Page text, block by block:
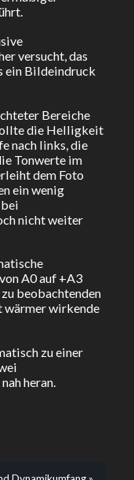
versucht, das
ein Bildeindruck
Bereiche
die Helligkeit
nach links, die
Tonwerte im
dem Foto
ein wenig
nicht weiter
A0 auf +A3
beobachtenden
wärmer wirkende
zu einer
heran.